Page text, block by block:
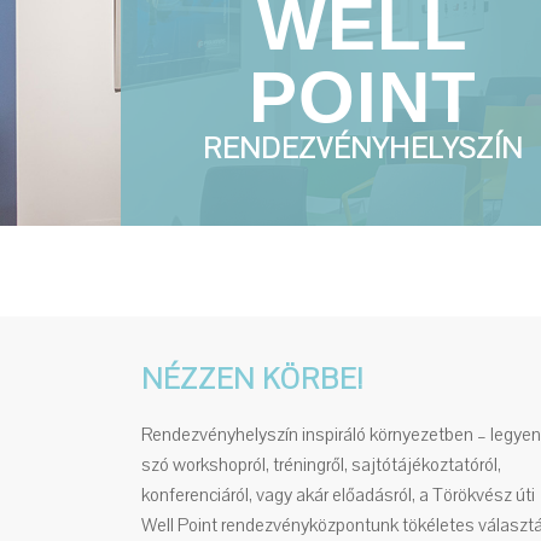
WELL
POINT
RENDEZVÉNYHELYSZÍN
NÉZZEN KÖRBE!
Rendezvényhelyszín inspiráló környezetben – legyen
szó workshopról, tréningről, sajtótájékoztatóról,
konferenciáról, vagy akár előadásról, a Törökvész úti
Well Point rendezvényközpontunk tökéletes